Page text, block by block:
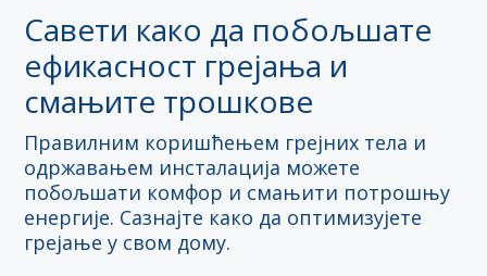
Савети како да побољшате
ефикасност грејања и
смањите трошкове
Правилним коришћењем грејних тела и
одржавањем инсталација можете
побољшати комфор и смањити потрошњу
енергије. Сазнајте како да оптимизујете
грејање у свом дому.